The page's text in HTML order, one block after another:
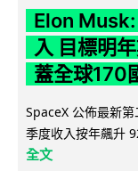
Elon
入 目標明
蓋全球170
SpaceX 公佈最新
季度收入按年飆升
全文